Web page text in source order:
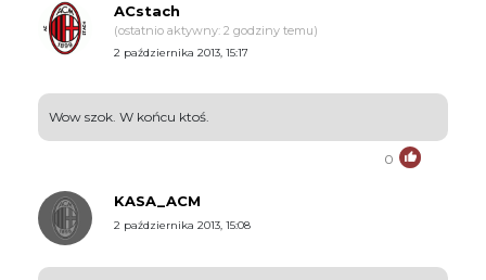
ACstach
(ostatnio aktywny: 2 godziny temu)
2 października 2013, 15:17
Wow szok. W końcu ktoś.
0
KASA_ACM
2 października 2013, 15:08